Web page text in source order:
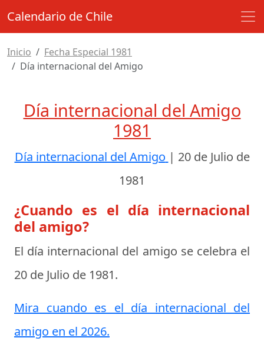
Calendario de Chile
Inicio
Fecha Especial 1981
Día internacional del Amigo
Día internacional del Amigo
1981
Día internacional del Amigo | 20 de Julio de
1981
¿Cuando es el día internacional
del amigo?
El día internacional del amigo se celebra el
20 de Julio de 1981.
Mira cuando es el día internacional del
amigo en el 2026.